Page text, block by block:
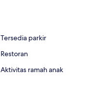
Tersedia parkir
Restoran
Aktivitas ramah anak